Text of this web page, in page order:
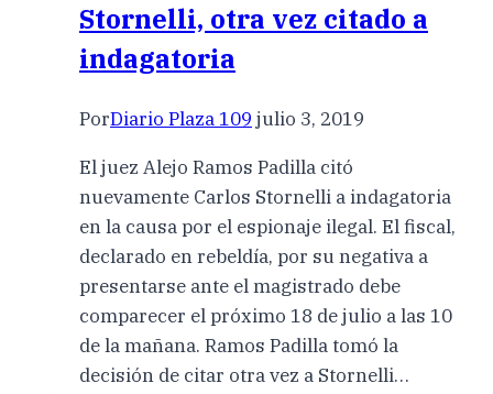
Stornelli, otra vez citado a
indagatoria
PorDiario Plaza 109 julio 3, 2019
El juez Alejo Ramos Padilla citó
nuevamente Carlos Stornelli a indagatoria
en la causa por el espionaje ilegal. El fiscal,
declarado en rebeldía, por su negativa a
presentarse ante el magistrado debe
comparecer el próximo 18 de julio a las 10
de la mañana. Ramos Padilla tomó la
decisión de citar otra vez a Stornelli…